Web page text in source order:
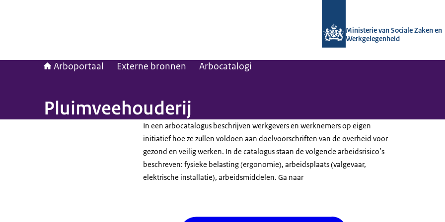
Ministerie van Sociale Zaken en
Werkgelegenheid
Arboportaal Externe bronnen Arbocatalogi
Pluimveehouderij
In een arbocatalogus beschrijven werkgevers en werknemers op eigen
initiatief hoe ze zullen voldoen aan doelvoorschriften van de overheid voor
gezond en veilig werken. In de catalogus staan de volgende arbeidsrisico’s
beschreven: fysieke belasting (ergonomie), arbeidsplaats (valgevaar,
elektrische installatie), arbeidsmiddelen. Ga naar